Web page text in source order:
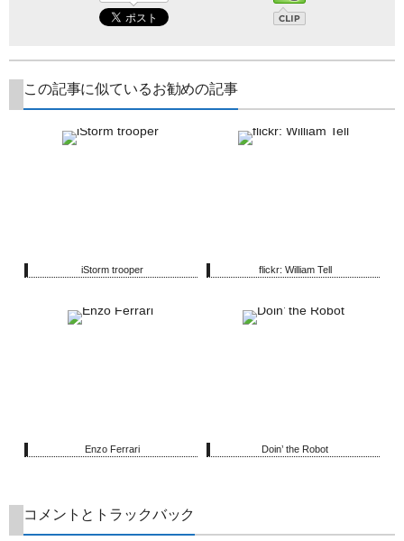
この記事に似ているお勧めの記事
iStorm trooper flickr: William Tell
Enzo Ferrari Doin’ the Robot
コメントとトラックバック